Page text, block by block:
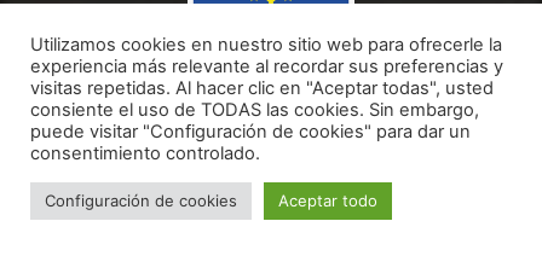
EL SOL DE ANTEQUERA SL ha sido beneficiaria del Fondo Europeo de Desarrollo Regional cuyo objetivo
es mejorar el uso y la calidad de las tecnologías de la información y de las comunicaciones y el acceso a
las mismas y gracias al que ha realizado el Diseño e implantación de una página Web propia y soluciones
de comercio electrónico para la mejora de la competitividad y productividad de la empresa. (10/08/2022).
Utilizamos cookies en nuestro sitio web para ofrecerle la
experiencia más relevante al recordar sus preferencias y
visitas repetidas. Al hacer clic en "Aceptar todas", usted
consiente el uso de TODAS las cookies. Sin embargo,
puede visitar "Configuración de cookies" para dar un
consentimiento controlado.
Configuración de cookies Aceptar todo